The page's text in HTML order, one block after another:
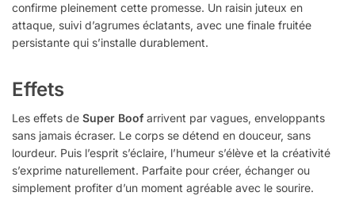
confirme pleinement cette promesse. Un raisin juteux en
attaque, suivi d’agrumes éclatants, avec une finale fruitée
persistante qui s’installe durablement.
Effets
Les effets de Super Boof arrivent par vagues, enveloppants
sans jamais écraser. Le corps se détend en douceur, sans
lourdeur. Puis l’esprit s’éclaire, l’humeur s’élève et la créativité
s’exprime naturellement. Parfaite pour créer, échanger ou
simplement profiter d’un moment agréable avec le sourire.